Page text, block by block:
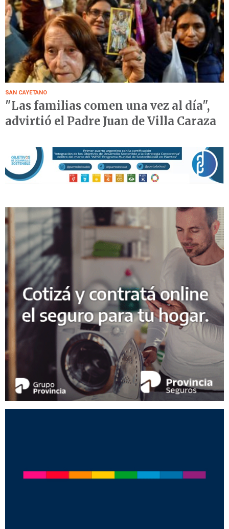
SAN CAYETANO
"Las familias comen una vez al día",
advirtió el Padre Juan de Villa Caraza